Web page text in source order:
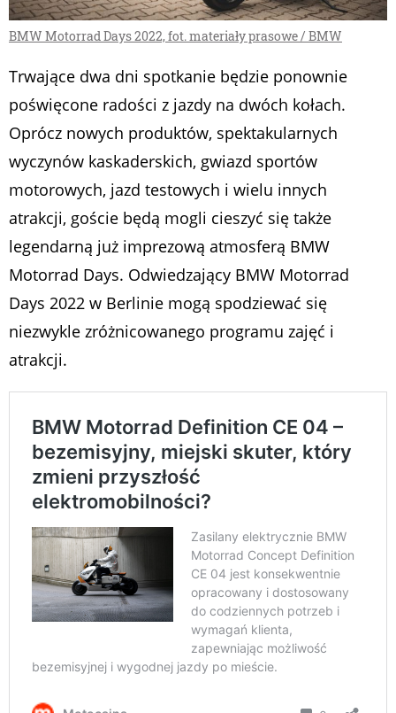
BMW Motorrad Days 2022, fot. materiały prasowe / BMW
Trwające dwa dni spotkanie będzie ponownie
poświęcone radości z jazdy na dwóch kołach.
Oprócz nowych produktów, spektakularnych
wyczynów kaskaderskich, gwiazd sportów
motorowych, jazd testowych i wielu innych
atrakcji, goście będą mogli cieszyć się także
legendarną już imprezową atmosferą BMW
Motorrad Days. Odwiedzający BMW Motorrad
Days 2022 w Berlinie mogą spodziewać się
niezwykle zróżnicowanego programu zajęć i
atrakcji.